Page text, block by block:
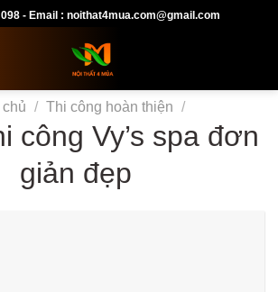
- Email : noithat4mua.com@gmail.com
chủ / Thi công hoàn thiện /
công Vy’s spa đơn
giản đẹp